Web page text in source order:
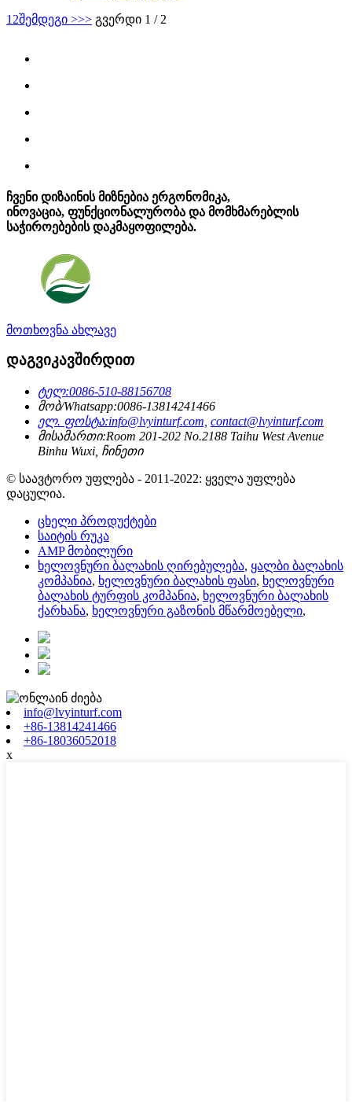
1 2შემდეგი >>> გვერდი 1 / 2
ჩვენი დიზაინის მიზნებია ერგონომიკა,
ინოვაცია, ფუნქციონალურობა და მომხმარებლის
საჭიროებების დაკმაყოფილება.
მოთხოვნა ახლავე
დაგვიკავშირდით
ტელ:0086-510-88156708
მობ/Whatsapp:0086-13814241466
ელ. ფოსტა:info@lvyinturf.com, contact@lvyinturf.com
მისამართი:Room 201-202 No.2188 Taihu West Avenue
Binhu Wuxi, ჩინეთი
© საავტორო უფლება - 2011-2022: ყველა უფლება
დაცულია.
ცხელი პროდუქტები
საიტის რუკა
AMP მობილური
ხელოვნური ბალახის ღირებულება, ყალბი ბალახის
კომპანია, ხელოვნური ბალახის ფასი, ხელოვნური
ბალახის ტურფის კომპანია, ხელოვნური ბალახის
ქარხანა, ხელოვნური გაზონის მწარმოებელი,
info@lvyinturf.com
+86-13814241466
+86-18036052018
x